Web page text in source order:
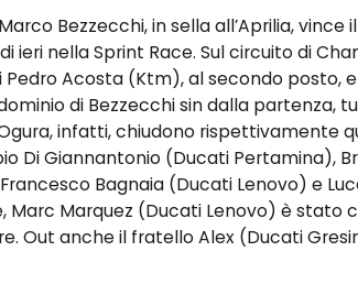
Marco Bezzecchi, in sella all’Aprilia,
ieri nella Sprint Race. Sul circuito di
Acosta (Ktm), al secondo posto, e
di Bezzecchi sin dalla partenza,
infatti, chiudono rispettivamente
Di Giannantonio (Ducati Pertamina),
Bagnaia (Ducati Lenovo) e
Marc Marquez (Ducati Lenovo) è stato
Out anche il fratello Alex (Ducati